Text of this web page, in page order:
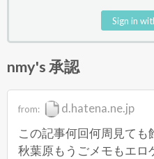
Sign in
nmy's 承認
from:
d.hatena.ne.jp
この記事何回何周見ても
秋葉原もうごメモもエロ